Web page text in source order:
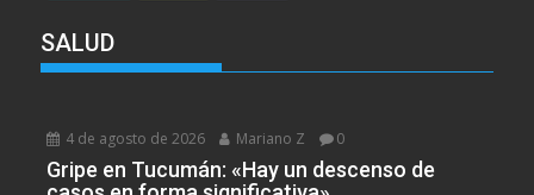
SALUD
4 de agosto de 2026 Mariano Z 0
Gripe en Tucumán: «Hay un descenso de